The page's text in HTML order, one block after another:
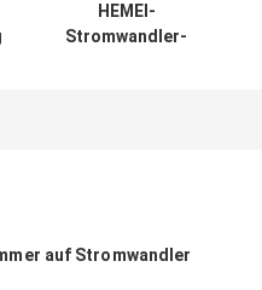
HEMEI-
Stromwandler-
auf Stromwandler